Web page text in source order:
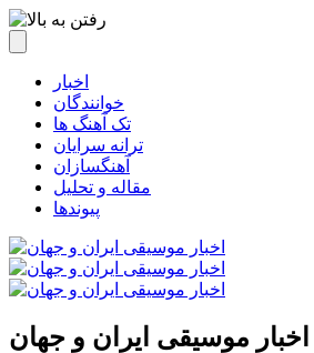
اخبار
خوانندگان
تک آهنگ ها
ترانه سرایان
آهنگسازان
مقاله و تحلیل
پیوندها
اخبار موسیقی ایران و جهان